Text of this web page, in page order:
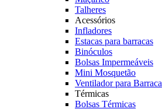
Talheres
Acessórios
Infladores
Estacas para barracas
Binóculos
Bolsas Impermeáveis
Mini Mosquetão
Ventilador para Barraca
Térmicas
Bolsas Térmicas